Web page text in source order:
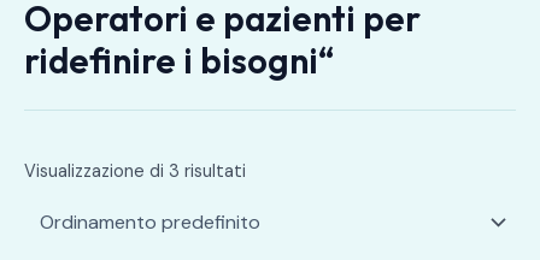
Operatori e pazienti per
ridefinire i bisogni“
Visualizzazione di 3 risultati